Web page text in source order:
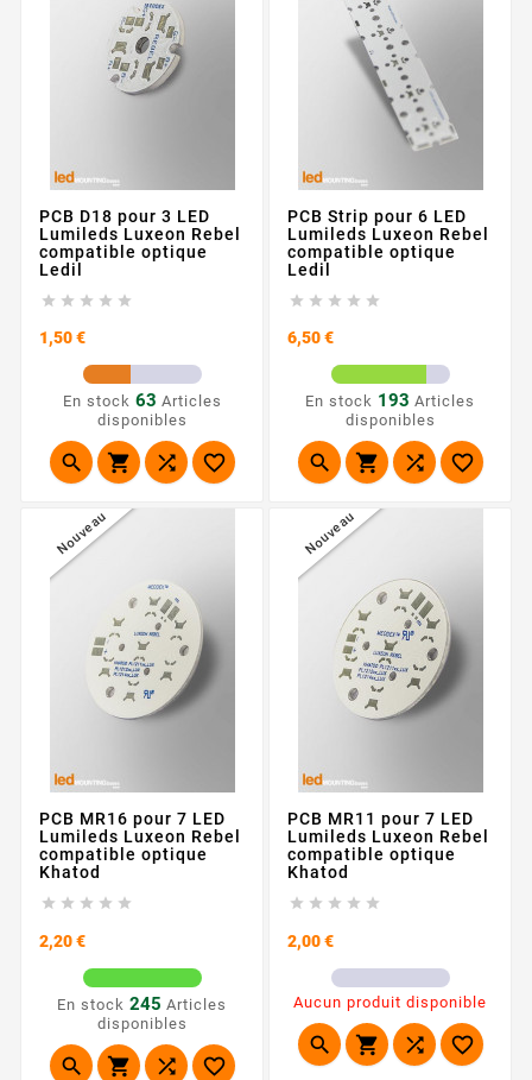
PCB D18 pour 3 LED
Lumileds Luxeon Rebel
compatible optique
Ledil
    
1,50 €Prix
En stock 63 Articles
disponibles
   
PCB Strip pour 6 LED
Lumileds Luxeon Rebel
compatible optique
Ledil
    
6,50 €Prix
En stock 193 Articles
disponibles
   
Nouveau
PCB MR16 pour 7 LED
Lumileds Luxeon Rebel
compatible optique
Khatod
    
2,20 €Prix
En stock 245 Articles
disponibles
   
Nouveau
PCB MR11 pour 7 LED
Lumileds Luxeon Rebel
compatible optique
Khatod
    
2,00 €Prix
Aucun produit disponible
   